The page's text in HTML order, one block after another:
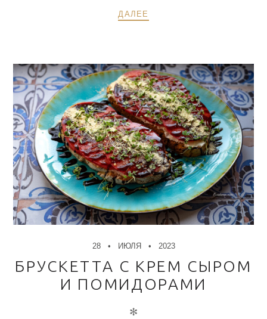
ДАЛЕЕ
28 ИЮЛЯ 2023
БРУСКЕТТА С КРЕМ СЫРОМ
И ПОМИДОРАМИ
✻